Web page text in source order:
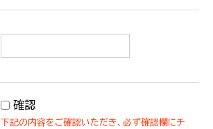
確認
下記の内容をご確認いただき、必ず確認欄にチ